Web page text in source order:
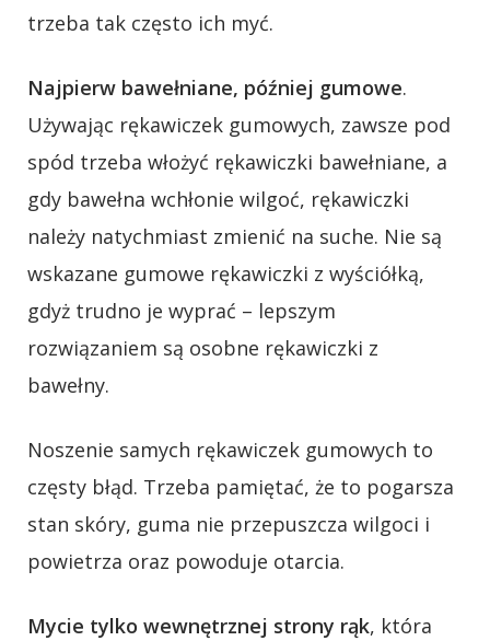
trzeba tak często ich myć.
Najpierw bawełniane, później gumowe.
Używając rękawiczek gumowych, zawsze pod
spód trzeba włożyć rękawiczki bawełniane, a
gdy bawełna wchłonie wilgoć, rękawiczki
należy natychmiast zmienić na suche. Nie są
wskazane gumowe rękawiczki z wyściółką,
gdyż trudno je wyprać – lepszym
rozwiązaniem są osobne rękawiczki z
bawełny.
Noszenie samych rękawiczek gumowych to
częsty błąd. Trzeba pamiętać, że to pogarsza
stan skóry, guma nie przepuszcza wilgoci i
powietrza oraz powoduje otarcia.
Mycie tylko wewnętrznej strony rąk, która